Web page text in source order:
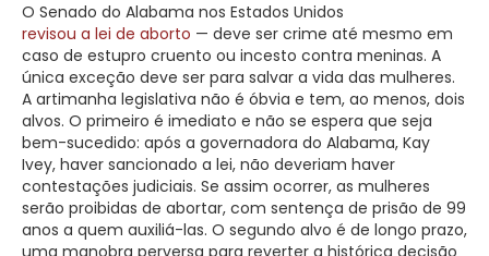
O Senado do Alabama nos Estados Unidos
revisou a lei de aborto — deve ser crime até mesmo em
caso de estupro cruento ou incesto contra meninas. A
única exceção deve ser para salvar a vida das mulheres.
A artimanha legislativa não é óbvia e tem, ao menos, dois
alvos. O primeiro é imediato e não se espera que seja
bem-sucedido: após a governadora do Alabama, Kay
Ivey, haver sancionado a lei, não deveriam haver
contestações judiciais. Se assim ocorrer, as mulheres
serão proibidas de abortar, com sentença de prisão de 99
anos a quem auxiliá-las. O segundo alvo é de longo prazo,
uma manobra perversa para reverter a histórica decisão